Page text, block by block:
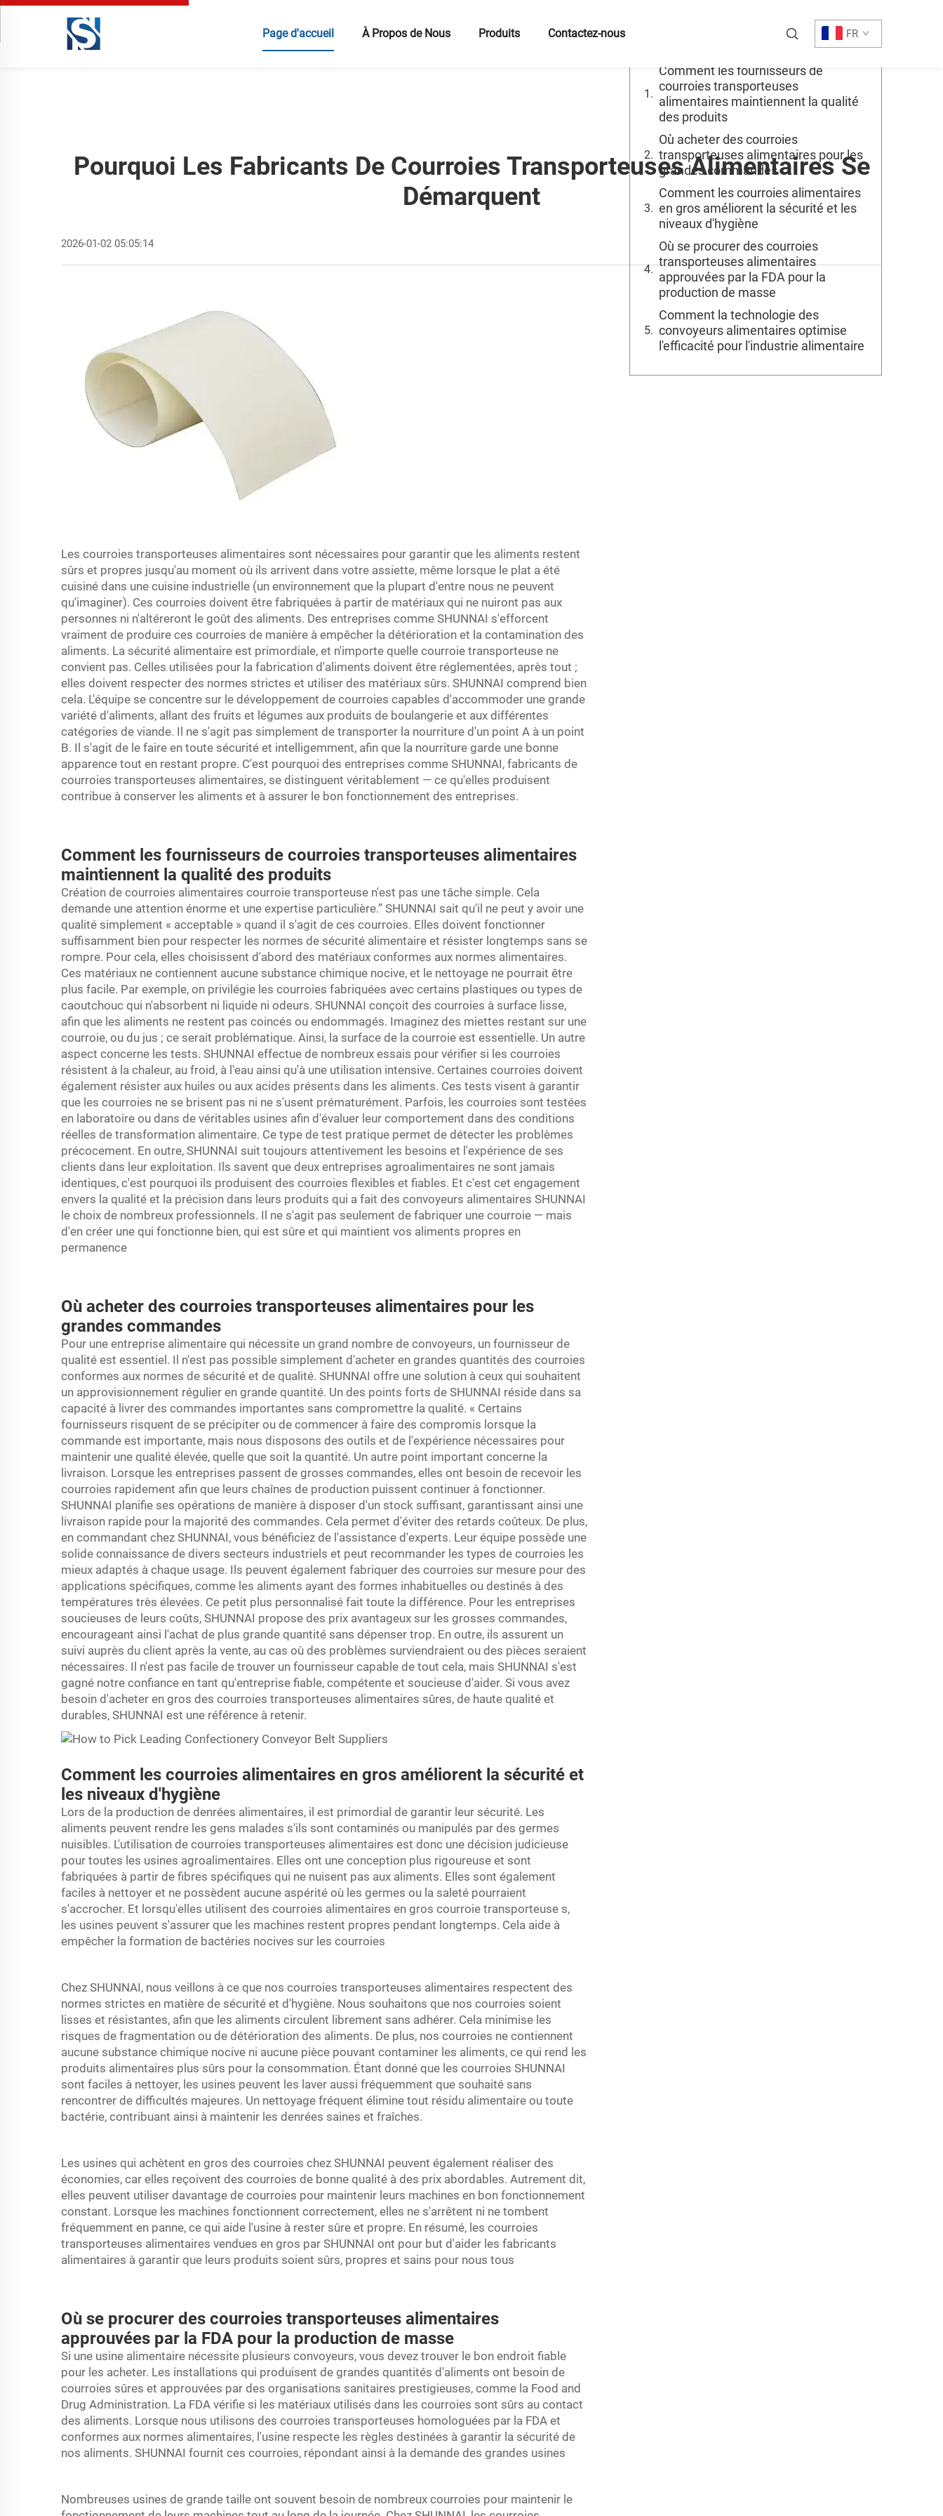
Page d'accueil À Propos de Nous Produits Contactez-nous FR
Pourquoi Les Fabricants De Courroies Transporteuses Alimentaires Se
Démarquent
2026-01-02 05:05:14
Les courroies transporteuses alimentaires sont nécessaires pour garantir que les aliments restent
sûrs et propres jusqu'au moment où ils arrivent dans votre assiette, même lorsque le plat a été
cuisiné dans une cuisine industrielle (un environnement que la plupart d'entre nous ne peuvent
qu'imaginer). Ces courroies doivent être fabriquées à partir de matériaux qui ne nuiront pas aux
personnes ni n'altéreront le goût des aliments. Des entreprises comme SHUNNAI s'efforcent
vraiment de produire ces courroies de manière à empêcher la détérioration et la contamination des
aliments. La sécurité alimentaire est primordiale, et n'importe quelle courroie transporteuse ne
convient pas. Celles utilisées pour la fabrication d'aliments doivent être réglementées, après tout ;
elles doivent respecter des normes strictes et utiliser des matériaux sûrs. SHUNNAI comprend bien
cela. L'équipe se concentre sur le développement de courroies capables d'accommoder une grande
variété d'aliments, allant des fruits et légumes aux produits de boulangerie et aux différentes
catégories de viande. Il ne s'agit pas simplement de transporter la nourriture d'un point A à un point
B. Il s'agit de le faire en toute sécurité et intelligemment, afin que la nourriture garde une bonne
apparence tout en restant propre. C'est pourquoi des entreprises comme SHUNNAI, fabricants de
courroies transporteuses alimentaires, se distinguent véritablement — ce qu'elles produisent
contribue à conserver les aliments et à assurer le bon fonctionnement des entreprises.
Comment les fournisseurs de courroies transporteuses alimentaires
maintiennent la qualité des produits
Création de courroies alimentaires courroie transporteuse n'est pas une tâche simple. Cela
demande une attention énorme et une expertise particulière.” SHUNNAI sait qu'il ne peut y avoir une
qualité simplement « acceptable » quand il s'agit de ces courroies. Elles doivent fonctionner
suffisamment bien pour respecter les normes de sécurité alimentaire et résister longtemps sans se
rompre. Pour cela, elles choisissent d'abord des matériaux conformes aux normes alimentaires.
Ces matériaux ne contiennent aucune substance chimique nocive, et le nettoyage ne pourrait être
plus facile. Par exemple, on privilégie les courroies fabriquées avec certains plastiques ou types de
caoutchouc qui n'absorbent ni liquide ni odeurs. SHUNNAI conçoit des courroies à surface lisse,
afin que les aliments ne restent pas coincés ou endommagés. Imaginez des miettes restant sur une
courroie, ou du jus ; ce serait problématique. Ainsi, la surface de la courroie est essentielle. Un autre
aspect concerne les tests. SHUNNAI effectue de nombreux essais pour vérifier si les courroies
résistent à la chaleur, au froid, à l'eau ainsi qu'à une utilisation intensive. Certaines courroies doivent
également résister aux huiles ou aux acides présents dans les aliments. Ces tests visent à garantir
que les courroies ne se brisent pas ni ne s'usent prématurément. Parfois, les courroies sont testées
en laboratoire ou dans de véritables usines afin d'évaluer leur comportement dans des conditions
réelles de transformation alimentaire. Ce type de test pratique permet de détecter les problèmes
précocement. En outre, SHUNNAI suit toujours attentivement les besoins et l'expérience de ses
clients dans leur exploitation. Ils savent que deux entreprises agroalimentaires ne sont jamais
identiques, c'est pourquoi ils produisent des courroies flexibles et fiables. Et c'est cet engagement
envers la qualité et la précision dans leurs produits qui a fait des convoyeurs alimentaires SHUNNAI
le choix de nombreux professionnels. Il ne s'agit pas seulement de fabriquer une courroie — mais
d'en créer une qui fonctionne bien, qui est sûre et qui maintient vos aliments propres en
permanence
Où acheter des courroies transporteuses alimentaires pour les
grandes commandes
Pour une entreprise alimentaire qui nécessite un grand nombre de convoyeurs, un fournisseur de
qualité est essentiel. Il n'est pas possible simplement d'acheter en grandes quantités des courroies
conformes aux normes de sécurité et de qualité. SHUNNAI offre une solution à ceux qui souhaitent
un approvisionnement régulier en grande quantité. Un des points forts de SHUNNAI réside dans sa
capacité à livrer des commandes importantes sans compromettre la qualité. « Certains
fournisseurs risquent de se précipiter ou de commencer à faire des compromis lorsque la
commande est importante, mais nous disposons des outils et de l'expérience nécessaires pour
maintenir une qualité élevée, quelle que soit la quantité. Un autre point important concerne la
livraison. Lorsque les entreprises passent de grosses commandes, elles ont besoin de recevoir les
courroies rapidement afin que leurs chaînes de production puissent continuer à fonctionner.
SHUNNAI planifie ses opérations de manière à disposer d'un stock suffisant, garantissant ainsi une
livraison rapide pour la majorité des commandes. Cela permet d'éviter des retards coûteux. De plus,
en commandant chez SHUNNAI, vous bénéficiez de l'assistance d'experts. Leur équipe possède une
solide connaissance de divers secteurs industriels et peut recommander les types de courroies les
mieux adaptés à chaque usage. Ils peuvent également fabriquer des courroies sur mesure pour des
applications spécifiques, comme les aliments ayant des formes inhabituelles ou destinés à des
températures très élevées. Ce petit plus personnalisé fait toute la différence. Pour les entreprises
soucieuses de leurs coûts, SHUNNAI propose des prix avantageux sur les grosses commandes,
encourageant ainsi l'achat de plus grande quantité sans dépenser trop. En outre, ils assurent un
suivi auprès du client après la vente, au cas où des problèmes surviendraient ou des pièces seraient
nécessaires. Il n'est pas facile de trouver un fournisseur capable de tout cela, mais SHUNNAI s'est
gagné notre confiance en tant qu'entreprise fiable, compétente et soucieuse d'aider. Si vous avez
besoin d'acheter en gros des courroies transporteuses alimentaires sûres, de haute qualité et
durables, SHUNNAI est une référence à retenir.
Comment les courroies alimentaires en gros améliorent la sécurité et
les niveaux d'hygiène
Lors de la production de denrées alimentaires, il est primordial de garantir leur sécurité. Les
aliments peuvent rendre les gens malades s'ils sont contaminés ou manipulés par des germes
nuisibles. L'utilisation de courroies transporteuses alimentaires est donc une décision judicieuse
pour toutes les usines agroalimentaires. Elles ont une conception plus rigoureuse et sont
fabriquées à partir de fibres spécifiques qui ne nuisent pas aux aliments. Elles sont également
faciles à nettoyer et ne possèdent aucune aspérité où les germes ou la saleté pourraient
s'accrocher. Et lorsqu'elles utilisent des courroies alimentaires en gros courroie transporteuse s,
les usines peuvent s'assurer que les machines restent propres pendant longtemps. Cela aide à
empêcher la formation de bactéries nocives sur les courroies
Chez SHUNNAI, nous veillons à ce que nos courroies transporteuses alimentaires respectent des
normes strictes en matière de sécurité et d'hygiène. Nous souhaitons que nos courroies soient
lisses et résistantes, afin que les aliments circulent librement sans adhérer. Cela minimise les
risques de fragmentation ou de détérioration des aliments. De plus, nos courroies ne contiennent
aucune substance chimique nocive ni aucune pièce pouvant contaminer les aliments, ce qui rend les
produits alimentaires plus sûrs pour la consommation. Étant donné que les courroies SHUNNAI
sont faciles à nettoyer, les usines peuvent les laver aussi fréquemment que souhaité sans
rencontrer de difficultés majeures. Un nettoyage fréquent élimine tout résidu alimentaire ou toute
bactérie, contribuant ainsi à maintenir les denrées saines et fraîches.
Les usines qui achètent en gros des courroies chez SHUNNAI peuvent également réaliser des
économies, car elles reçoivent des courroies de bonne qualité à des prix abordables. Autrement dit,
elles peuvent utiliser davantage de courroies pour maintenir leurs machines en bon fonctionnement
constant. Lorsque les machines fonctionnent correctement, elles ne s'arrêtent ni ne tombent
fréquemment en panne, ce qui aide l'usine à rester sûre et propre. En résumé, les courroies
transporteuses alimentaires vendues en gros par SHUNNAI ont pour but d'aider les fabricants
alimentaires à garantir que leurs produits soient sûrs, propres et sains pour nous tous
Où se procurer des courroies transporteuses alimentaires
approuvées par la FDA pour la production de masse
Si une usine alimentaire nécessite plusieurs convoyeurs, vous devez trouver le bon endroit fiable
pour les acheter. Les installations qui produisent de grandes quantités d'aliments ont besoin de
courroies sûres et approuvées par des organisations sanitaires prestigieuses, comme la Food and
Drug Administration. La FDA vérifie si les matériaux utilisés dans les courroies sont sûrs au contact
des aliments. Lorsque nous utilisons des courroies transporteuses homologuées par la FDA et
conformes aux normes alimentaires, l'usine respecte les règles destinées à garantir la sécurité de
nos aliments. SHUNNAI fournit ces courroies, répondant ainsi à la demande des grandes usines
Nombreuses usines de grande taille ont souvent besoin de nombreux courroies pour maintenir le
Comment les fournisseurs de
courroies transporteuses
alimentaires maintiennent la qualité
des produits
Où acheter des courroies
transporteuses alimentaires pour les
grandes commandes
Comment les courroies alimentaires
en gros améliorent la sécurité et les
niveaux d'hygiène
Où se procurer des courroies
transporteuses alimentaires
approuvées par la FDA pour la
production de masse
Comment la technologie des
convoyeurs alimentaires optimise
l'efficacité pour l'industrie alimentaire